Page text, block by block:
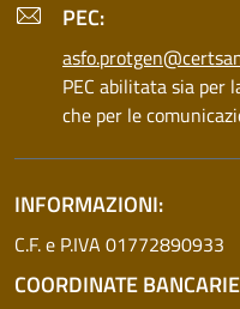
PEC:
PEC abilitata sia per
che per le
INFORMAZIONI:
C.F. e P.IVA 01772890933
COORDINATE